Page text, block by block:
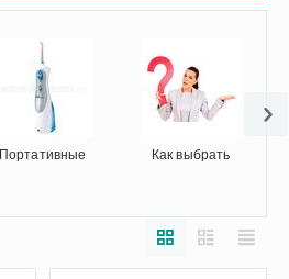
Портативные Как выбрать